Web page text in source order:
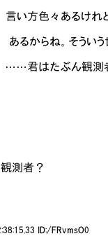
々あるけれど
そういう世界
ん観測者
？
ID:/FRvmsO0